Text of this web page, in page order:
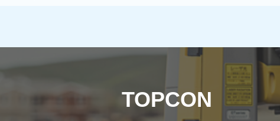
TOPCON